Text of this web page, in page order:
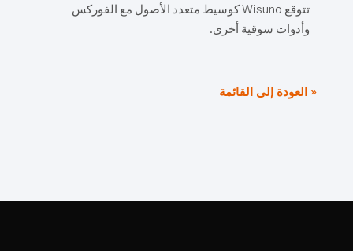
تتوقع Wisuno كوسيط متعدد الأصول مع الفوركس
وأدوات سوقية أخرى.
« العودة إلى القائمة